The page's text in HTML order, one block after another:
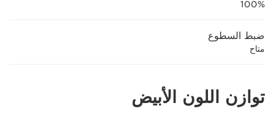
100%
ضبط السطوع
متاح
توازن اللون الأبيض